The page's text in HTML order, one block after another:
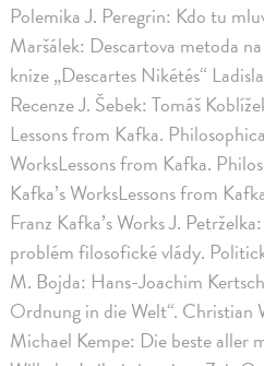
Polemika J. Peregrin: Kdo tu
Maršálek: Descartova metoda
knize „Descartes Nikétés“
Recenze J. Šebek: Tomáš
Lessons from Kafka.
WorksLessons from Kafka.
Kafka’s WorksLessons from
Franz Kafka’s Works J.
problém filosofické vlády.
M. Bojda: Hans-Joachim
Ordnung in die Welt“. Christian
Michael Kempe: Die beste aller